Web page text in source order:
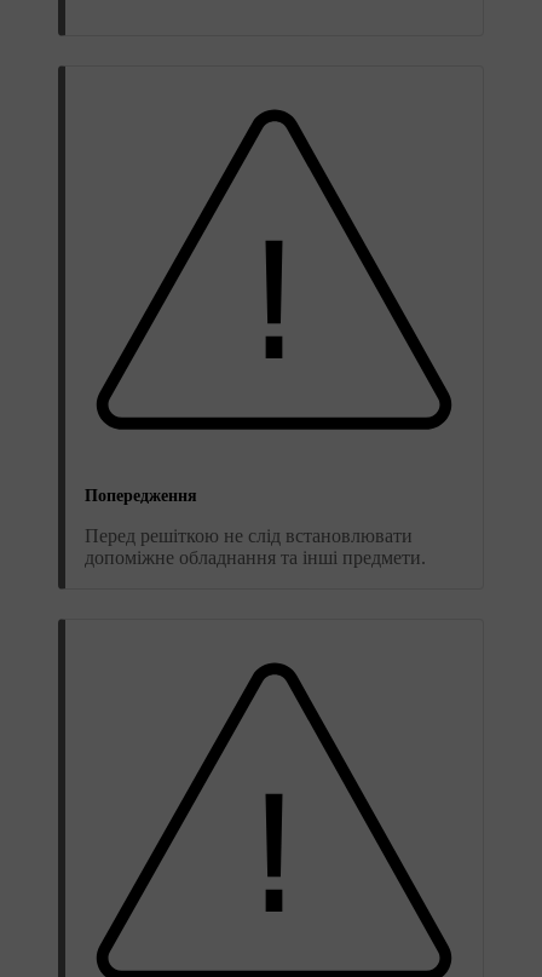
Попередження
Перед решіткою не слід встановлювати
допоміжне обладнання та інші предмети.